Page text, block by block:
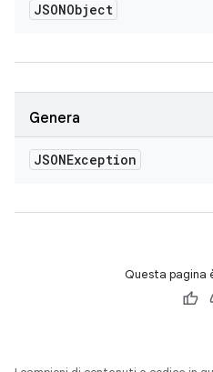
JSONObject
Genera
JSONException
Questa pagina